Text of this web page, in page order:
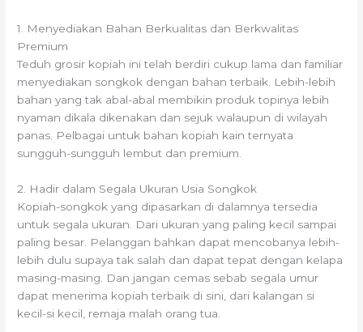
1. Menyediakan Bahan Berkualitas dan Berkwalitas
Premium
Teduh grosir kopiah ini telah berdiri cukup lama dan familiar
menyediakan songkok dengan bahan terbaik. Lebih-lebih
bahan yang tak abal-abal membikin produk topinya lebih
nyaman dikala dikenakan dan sejuk walaupun di wilayah
panas. Pelbagai untuk bahan kopiah kain ternyata
sungguh-sungguh lembut dan premium.
2. Hadir dalam Segala Ukuran Usia Songkok
Kopiah-songkok yang dipasarkan di dalamnya tersedia
untuk segala ukuran. Dari ukuran yang paling kecil sampai
paling besar. Pelanggan bahkan dapat mencobanya lebih-
lebih dulu supaya tak salah dan dapat tepat dengan kelapa
masing-masing. Dan jangan cemas sebab segala umur
dapat menerima kopiah terbaik di sini, dari kalangan si
kecil-si kecil, remaja malah orang tua.